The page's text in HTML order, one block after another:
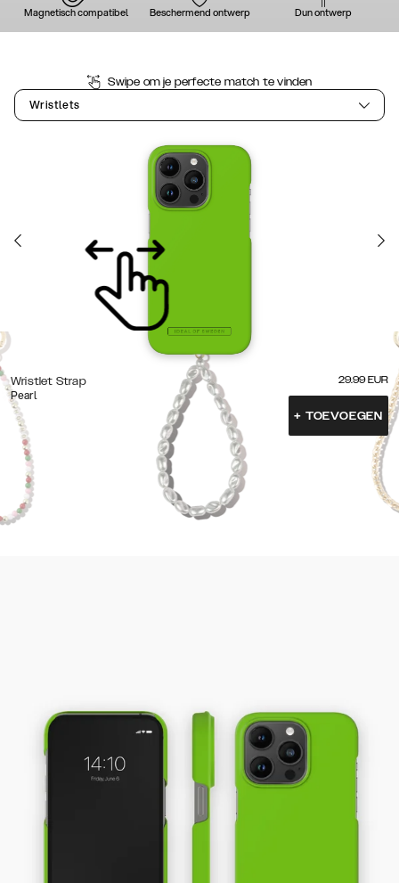
Magnetisch compatibel Beschermend ontwerp Dun ontwerp
Swipe om je perfecte match te vinden
Wristlets
Wristlet Strap
Pearl
29.99 EUR
+ TOEVOEGEN